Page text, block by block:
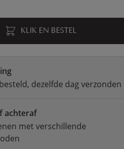
KLIK EN BESTEL
dezelfde dag verzonden
achteraf
met verschillende